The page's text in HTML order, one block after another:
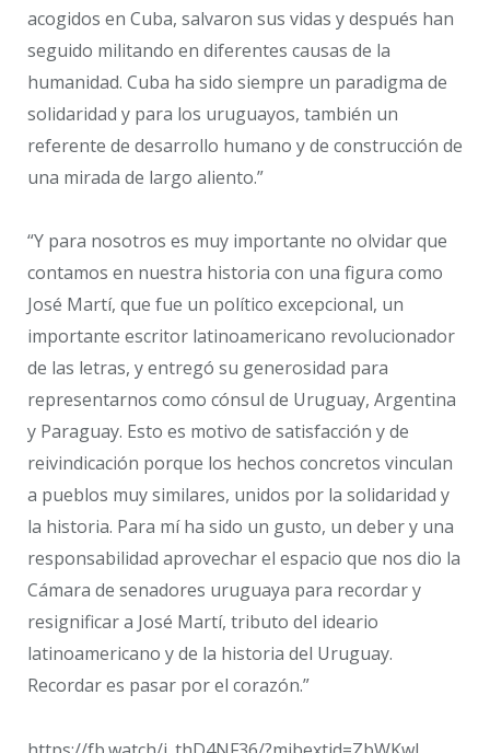
acogidos en Cuba, salvaron sus vidas y después han
seguido militando en diferentes causas de la
humanidad. Cuba ha sido siempre un paradigma de
solidaridad y para los uruguayos, también un
referente de desarrollo humano y de construcción de
una mirada de largo aliento.”
“Y para nosotros es muy importante no olvidar que
contamos en nuestra historia con una figura como
José Martí, que fue un político excepcional, un
importante escritor latinoamericano revolucionador
de las letras, y entregó su generosidad para
representarnos como cónsul de Uruguay, Argentina
y Paraguay. Esto es motivo de satisfacción y de
reivindicación porque los hechos concretos vinculan
a pueblos muy similares, unidos por la solidaridad y
la historia. Para mí ha sido un gusto, un deber y una
responsabilidad aprovechar el espacio que nos dio la
Cámara de senadores uruguaya para recordar y
resignificar a José Martí, tributo del ideario
latinoamericano y de la historia del Uruguay.
Recordar es pasar por el corazón.”